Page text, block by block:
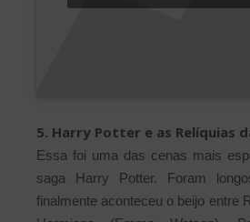
5. Harry Potter e as Relíquias
Essa foi uma das cenas mais
saga Harry Potter. Foram
finalmente aconteceu o beijo entre